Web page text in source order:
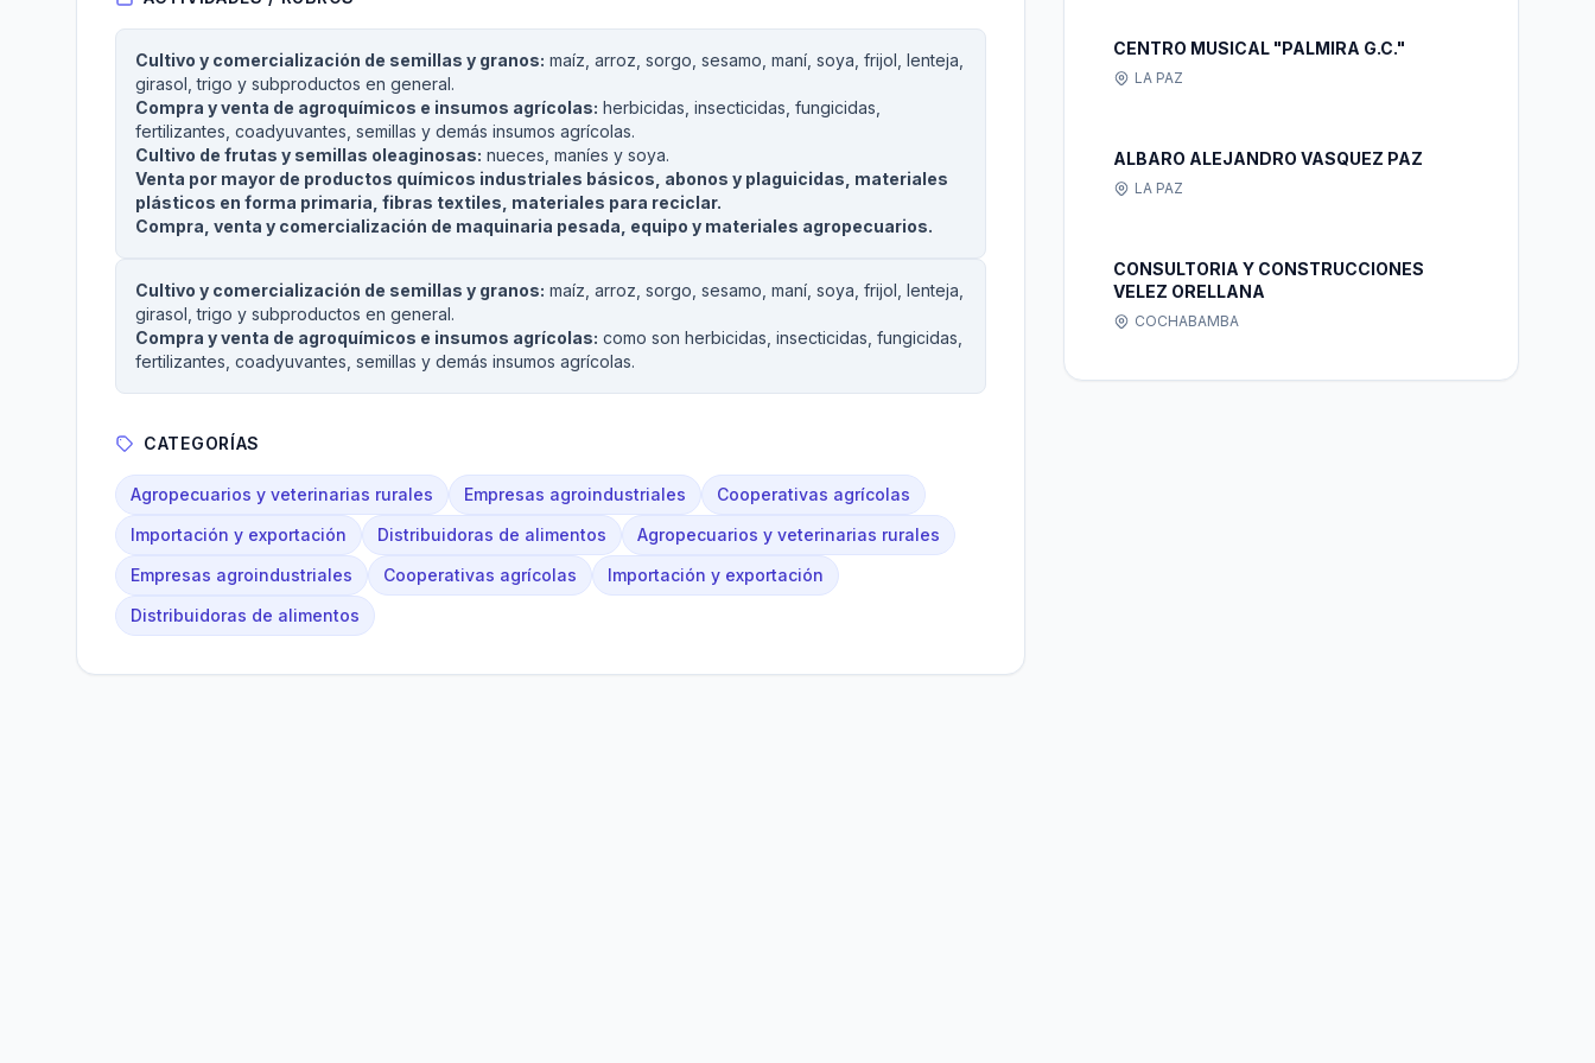
Cultivo y comercialización de semillas y granos: maíz, arroz, sorgo, sesamo, maní, soya, frijol, lenteja,
girasol, trigo y subproductos en general.
Compra y venta de agroquímicos e insumos agrícolas: herbicidas, insecticidas, fungicidas,
fertilizantes, coadyuvantes, semillas y demás insumos agrícolas.
Cultivo de frutas y semillas oleaginosas: nueces, maníes y soya.
Venta por mayor de productos químicos industriales básicos, abonos y plaguicidas, materiales
plásticos en forma primaria, fibras textiles, materiales para reciclar.
Compra, venta y comercialización de maquinaria pesada, equipo y materiales agropecuarios.
Cultivo y comercialización de semillas y granos: maíz, arroz, sorgo, sesamo, maní, soya, frijol, lenteja,
girasol, trigo y subproductos en general.
Compra y venta de agroquímicos e insumos agrícolas: como son herbicidas, insecticidas, fungicidas,
fertilizantes, coadyuvantes, semillas y demás insumos agrícolas.
CATEGORÍAS
Agropecuarios y veterinarias rurales Empresas agroindustriales
Cooperativas agrícolas
Importación y exportación
Distribuidoras de alimentos
Agropecuarios y veterinarias rurales
Empresas agroindustriales
Cooperativas agrícolas
Importación y exportación
Distribuidoras de alimentos
CENTRO MUSICAL "PALMIRA G.C."
LA PAZ
ALBARO ALEJANDRO VASQUEZ PAZ
LA PAZ
CONSULTORIA Y CONSTRUCCIONES
VELEZ ORELLANA
COCHABAMBA